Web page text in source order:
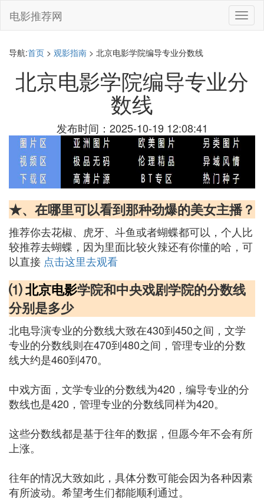
切
换
电影推荐网
导航:首页 > 观影指南 > 北京电影学院编导专业分数线
北京电影学院编导专业分
数线
发布时间：2025-10-19 12:08:41
★、在哪里可以看到那种劲爆的美女主播？
推荐你去花椒、虎牙、斗鱼或者蝴蝶都可以，个人比
较推荐去蝴蝶，因为里面比较火辣还有你懂的哈，可
以直接 点击这里去观看
⑴北京电影学院和中央戏剧学院的分数线
分别是多少
北电导演专业的分数线大致在430到450之间，文学
专业的分数线则在470到480之间，管理专业的分数
线大约是460到470。
中戏方面，文学专业的分数线为420，编导专业的分
数线也是420，管理专业的分数线同样为420。
这些分数线都是基于往年的数据，但愿今年不会有所
上涨。
往年的情况大致如此，具体分数可能会因为各种因素
有所波动。希望考生们都能顺利通过。